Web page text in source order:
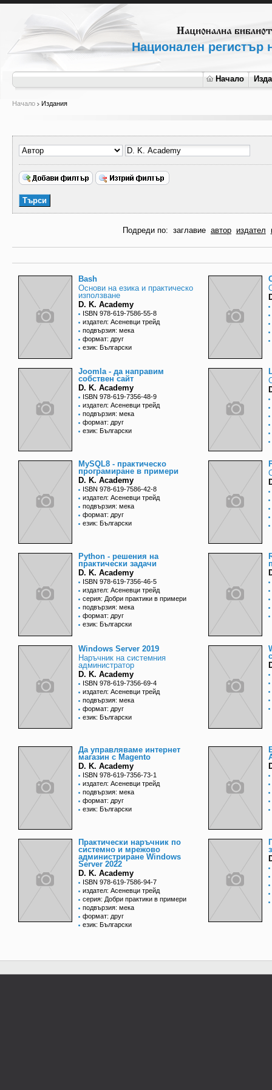
Национален регистър
Начало
Начало Издания
Подреди по: заглавие автор издател
Bash
Основи на езика и практическо
използване
D. K. Academy
ISBN 978-619-7586-55-8
издател: Асеневци трейд
подвързия: мека
формат: друг
език: Български
Joomla - да направим
собствен сайт
D. K. Academy
ISBN 978-619-7356-48-9
издател: Асеневци трейд
подвързия: мека
формат: друг
език: Български
MySQL8 - практическо
програмиране в примери
D. K. Academy
ISBN 978-619-7586-42-8
издател: Асеневци трейд
подвързия: мека
формат: друг
език: Български
Python - решения на
практически задачи
D. K. Academy
ISBN 978-619-7356-46-5
издател: Асеневци трейд
серия: Добри практики в примери
подвързия: мека
формат: друг
език: Български
Windows Server 2019
Наръчник на системния
администратор
D. K. Academy
ISBN 978-619-7356-69-4
издател: Асеневци трейд
подвързия: мека
формат: друг
език: Български
Да управляваме интернет
магазин с Magento
D. K. Academy
ISBN 978-619-7356-73-1
издател: Асеневци трейд
подвързия: мека
формат: друг
език: Български
Практически наръчник по
системно и мрежово
администриране Windows
Server 2022
D. K. Academy
ISBN 978-619-7586-94-7
издател: Асеневци трейд
серия: Добри практики в примери
подвързия: мека
формат: друг
език: Български